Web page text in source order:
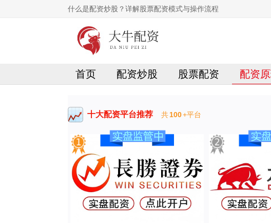
什么是配资炒股？详解股票配资模式与操作流程
首页 配资炒股 股票配资 配资
十大配资平台推荐 共100+平台